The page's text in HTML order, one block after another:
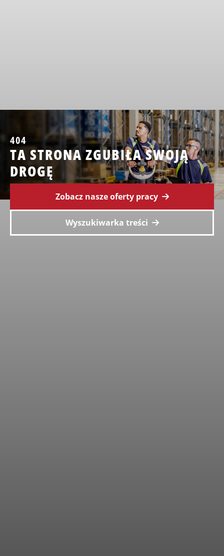
404
TA STRONA ZGUBIŁA SWOJĄ
DROGĘ
Zobacz nasze oferty pracy
Wyszukiwarka treści